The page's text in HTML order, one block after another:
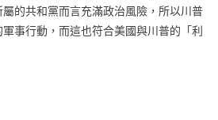
的共和黨而言充滿政治風險，所以川普
事行動，而這也符合美國與川普的「利